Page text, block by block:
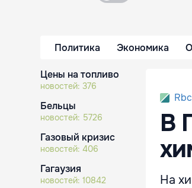
Политика Экономика
Цены на топливо
новостей: 376
Бельцы
новостей: 5726
Газовый кризис
новостей: 406
Гагаузия
новостей: 10842
Rbc
В
На